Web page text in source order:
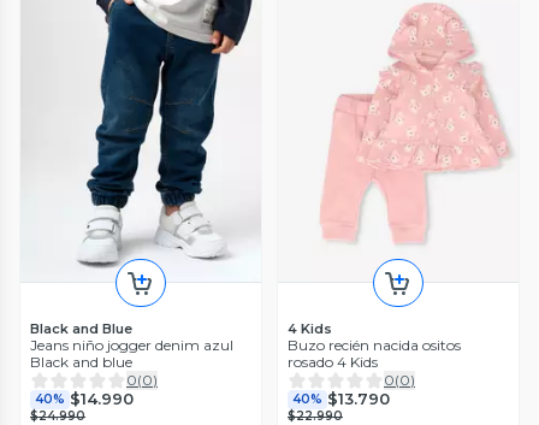
Black and Blue
Jeans niño jogger denim azul
Black and blue
0(0)
40% $14.990
$24.990
4 Kids
Buzo recién nacida ositos
rosado 4 Kids
0(0)
40% $13.790
$22.990